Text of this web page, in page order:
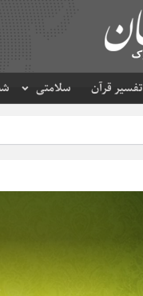
تفسیر قرآن سلامتی